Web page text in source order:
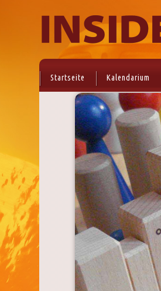
Startseite Kalendarium